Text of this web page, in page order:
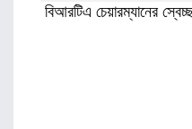
বিআরটিএ চেয়ারম্যানের